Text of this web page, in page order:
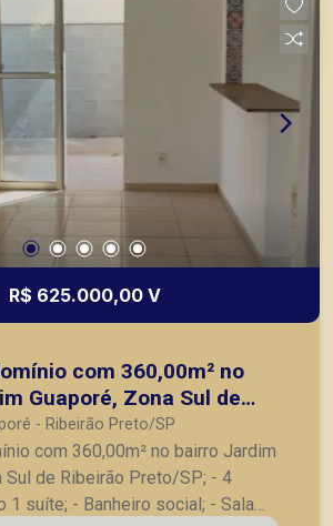
R$ 625.000,00 V
com 360,00m² no
Guaporé, Zona Sul de
SP;
- Ribeirão Preto/SP
com 360,00m² no bairro Jardim
de Ribeirão Preto/SP; - 4
1 suíte; - Banheiro social; - Sala